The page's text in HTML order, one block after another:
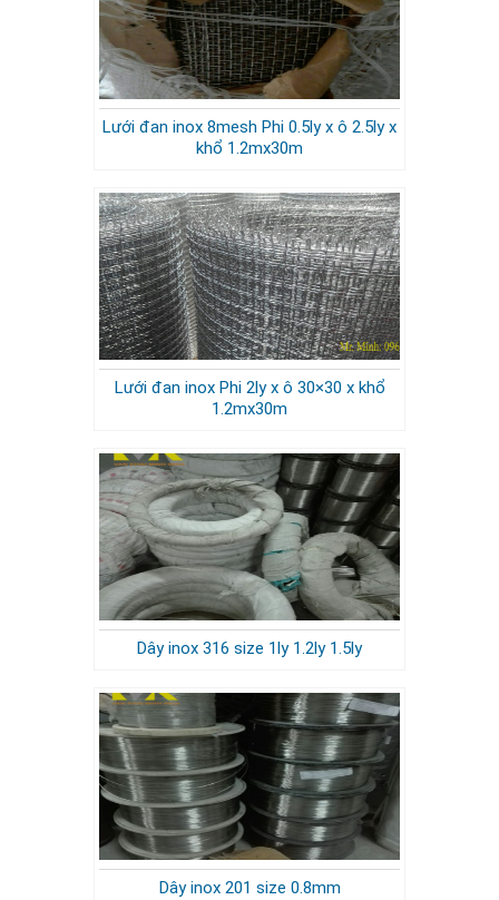
Lưới đan inox 8mesh Phi 0.5ly x ô 2.5ly x
khổ 1.2mx30m
Lưới đan inox Phi 2ly x ô 30×30 x khổ
1.2mx30m
Dây inox 316 size 1ly 1.2ly 1.5ly
Dây inox 201 size 0.8mm